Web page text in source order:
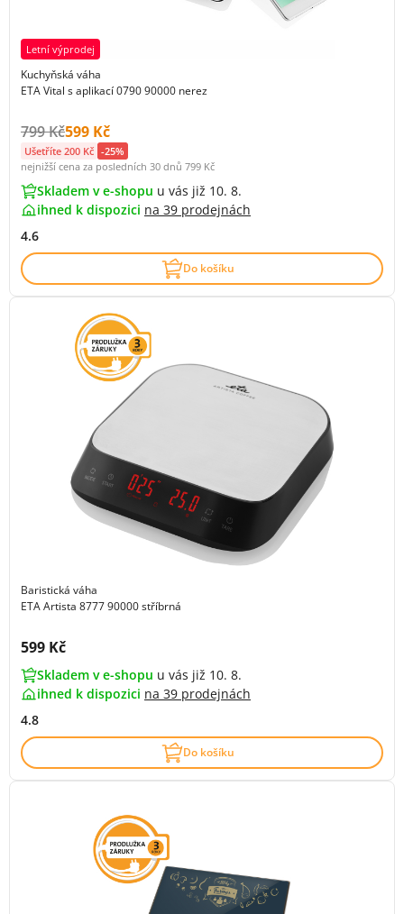
Letní výprodej
Kuchyňská váha
ETA Vital s aplikací 0790 90000 nerez
Původní cena s DPH:
799 KčCena s DPH:
599 Kč
Ušetříte 200 Kč -25%
nejnižší cena za posledních 30 dnů 799 Kč
Skladem v e-shopu u vás již 10. 8.
ihned k dispozici na 39 prodejnách
4.6
Do košíku
Baristická váha
ETA Artista 8777 90000 stříbrná
Cena s DPH:
599 Kč
Skladem v e-shopu u vás již 10. 8.
ihned k dispozici na 39 prodejnách
4.8
Do košíku